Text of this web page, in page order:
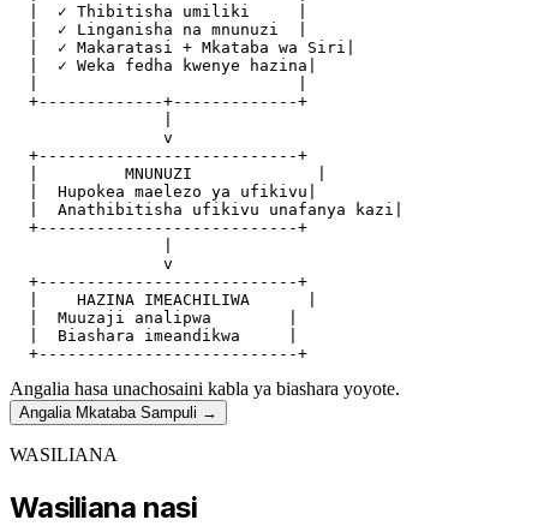
  |  ✓ Thibitisha umiliki     |
  |  ✓ Linganisha na mnunuzi  |
  |  ✓ Makaratasi + Mkataba wa Siri|
  |  ✓ Weka fedha kwenye hazina|
  +-------------+-------------+
                v
  +---------------------------+
  |         MNUNUZI             |
  |  Hupokea maelezo ya ufikivu|
  |  Anathibitisha ufikivu unafanya kazi|
  +---------------------------+
                v
  +---------------------------+
  |    HAZINA IMEACHILIWA      |
  |  Muuzaji analipwa        |
  |  Biashara imeandikwa     |
Angalia hasa unachosaini kabla ya biashara yoyote.
Angalia Mkataba Sampuli →
WASILIANA
Wasiliana nasi